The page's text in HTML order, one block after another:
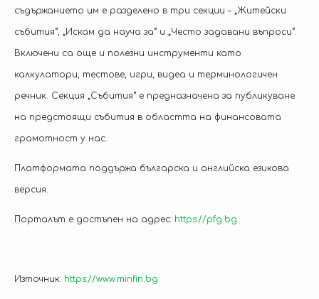
съдържанието им е разделено в три секции – „Житейски
събития“, „Искам да науча за“ и „Често задавани въпроси“.
Включени са още и полезни инструменти като
калкулатори, тестове, игри, видеа и терминологичен
речник. Секция „Събития“ е предназначена за публикуване
на предстоящи събития в областта на финансовата
грамотност у нас.
Платформата поддържа българска и английска езикова
версия.
Порталът е достъпен на адрес: https://pfg.bg
Източник: https://www.minfin.bg